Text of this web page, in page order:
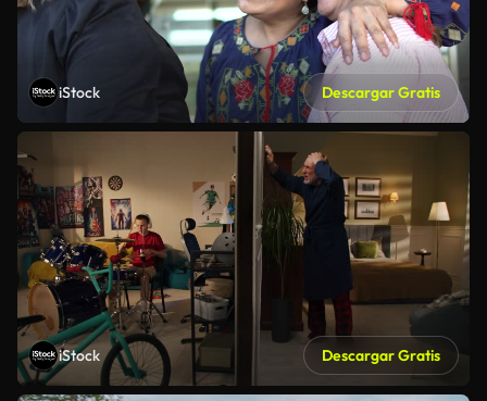
iStock Descargar Gratis
iStock Descargar Gratis